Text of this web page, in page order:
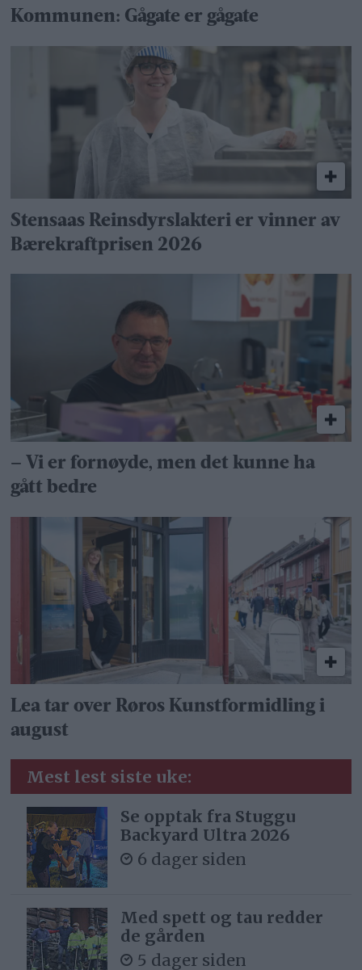
Kommunen: Gågate er gågate
Stensaas Reinsdyrslakteri er vinner av
Bærekraftprisen 2026
– Vi er fornøyde, men det kunne ha
gått bedre
Lea tar over Røros Kunstformidling i
august
Mest lest siste uke:
Se opptak fra Stuggu
Backyard Ultra 2026
6 dager siden
Med spett og tau redder
de gården
5 dager siden